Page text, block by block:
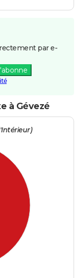
par e-
à Gévezé